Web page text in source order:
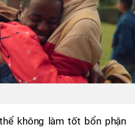
không làm tốt bổn phận